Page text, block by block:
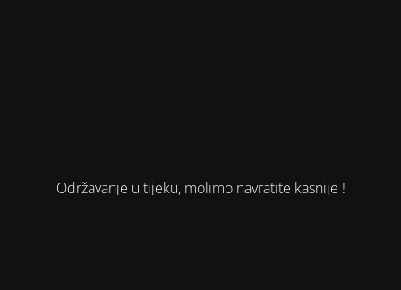
Održavanje u tijeku, molimo navratite kasnije !